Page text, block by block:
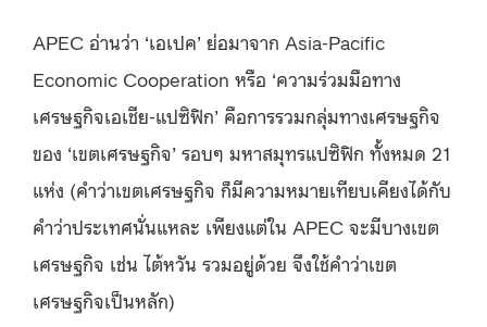
APEC อ่านว่า ‘เอเปค’ ย่อมาจาก Asia-Pacific
Economic Cooperation หรือ ‘ความร่วมมือทาง
เศรษฐกิจเอเชีย-แปซิฟิก’ คือการรวมกลุ่มทางเศรษฐกิจ
ของ ‘เขตเศรษฐกิจ’ รอบๆ มหาสมุทรแปซิฟิก ทั้งหมด 21
แห่ง (คำว่าเขตเศรษฐกิจ ก็มีความหมายเทียบเคียงได้กับ
คำว่าประเทศนั่นแหละ เพียงแต่ใน APEC จะมีบางเขต
เศรษฐกิจ เช่น ไต้หวัน รวมอยู่ด้วย จึงใช้คำว่าเขต
เศรษฐกิจเป็นหลัก)